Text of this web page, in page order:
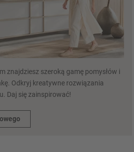
znajdziesz szeroką gamę pomysłów i
Odkryj kreatywne rozwiązania
Daj się zainspirować!